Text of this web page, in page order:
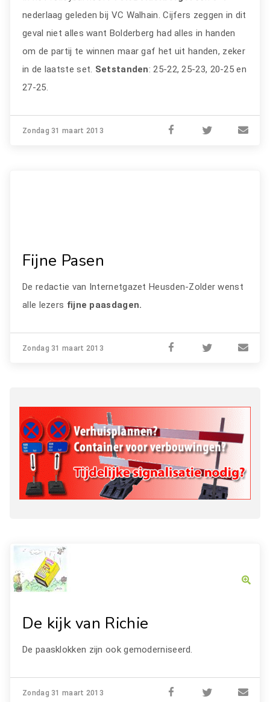
nederlaag geleden bij VC Walhain. Cijfers zeggen in dit
geval niet alles want Bolderberg had alles in handen
om de partij te winnen maar gaf het uit handen, zeker
in de laatste set. Setstanden: 25-22, 25-23, 20-25 en
27-25.
Zondag 31 maart 2013
Fijne Pasen
De redactie van Internetgazet Heusden-Zolder wenst
alle lezers fijne paasdagen.
Zondag 31 maart 2013
De kijk van Richie
De paasklokken zijn ook gemoderniseerd.
Zondag 31 maart 2013